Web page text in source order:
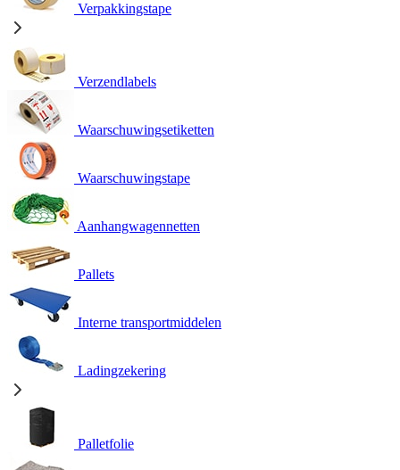
Verpakkingstape
Verzendlabels
Waarschuwingsetiketten
Waarschuwingstape
Aanhangwagennetten
Pallets
Interne transportmiddelen
Ladingzekering
Palletfolie